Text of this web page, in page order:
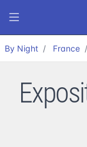
By Night France